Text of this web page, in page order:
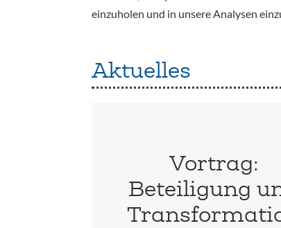
einzuholen und in unsere Analysen
Aktuelles
Vortrag:
Beteiligung